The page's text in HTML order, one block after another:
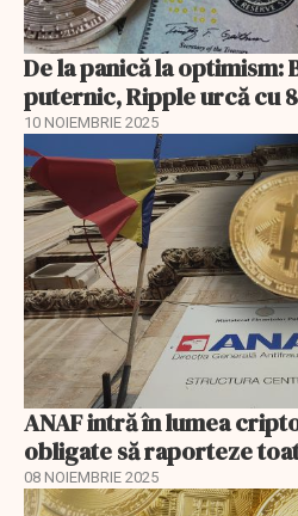
De la panică la optimism:
puternic, Ripple urcă cu
10 NOIEMBRIE 2025
ANAF intră în lumea
obligate să raporteze
08 NOIEMBRIE 2025